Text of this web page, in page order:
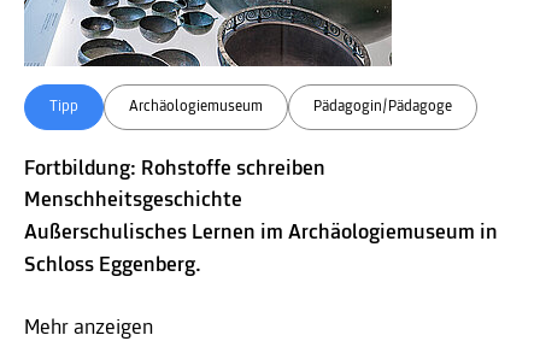
Tipp Archäologiemuseum Pädagogin/Pädagoge
Fortbildung: Rohstoffe schreiben
Menschheitsgeschichte
Außerschulisches Lernen im Archäologiemuseum in
Schloss Eggenberg.
Mehr anzeigen